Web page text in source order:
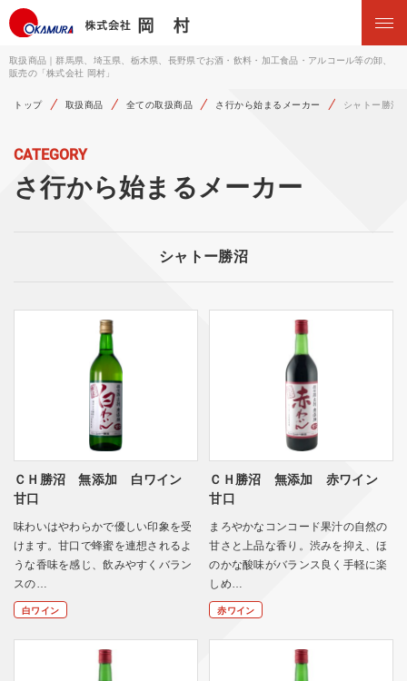
取扱商品｜群馬県、埼玉県、栃木県、長野県でお酒・飲料・加工食品・アルコール等の卸、
販売の「株式会社 岡村」
トップ 取扱商品 全ての取扱商品 さ行から始まるメーカー シャトー勝沼
CATEGORY
さ行から始まるメーカー
シャトー勝沼
ＣＨ勝沼 無添加 白ワイン
甘口
味わいはやわらかで優しい印象を受
けます。甘口で蜂蜜を連想されるよ
うな香味を感じ、飲みやすくバラン
スの…
白ワイン
ＣＨ勝沼 無添加 赤ワイン
甘口
まろやかなコンコード果汁の自然の
甘さと上品な香り。渋みを抑え、ほ
のかな酸味がバランス良く手軽に楽
しめ…
赤ワイン